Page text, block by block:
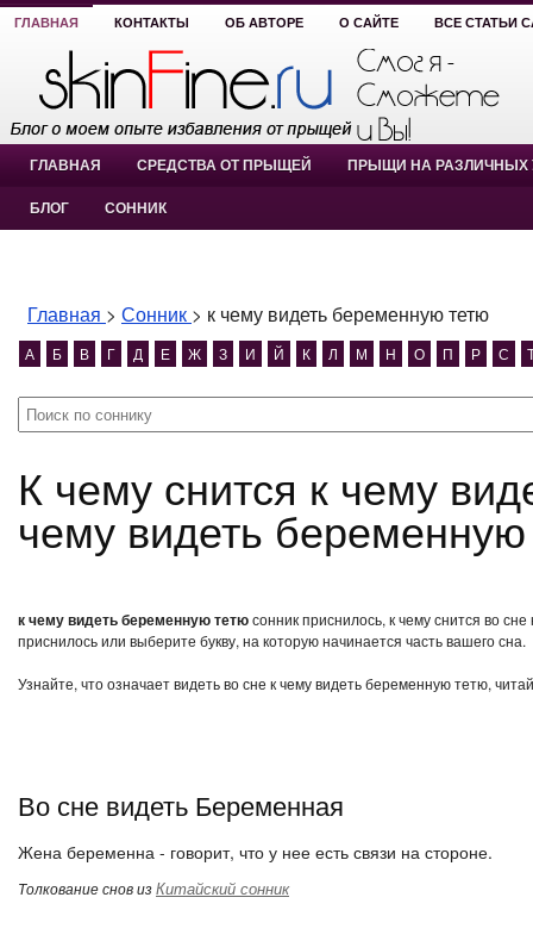
ГЛАВНАЯ КОНТАКТЫ ОБ АВТОРЕ О САЙТЕ ВСЕ СТАТЬИ
ГЛАВНАЯ СРЕДСТВА ОТ ПРЫЩЕЙ ПРЫЩИ НА РАЗЛИЧНЫХ
БЛОГ СОННИК
Главная > Сонник > к чему видеть беременную тетю
А Б В Г Д Е Ж З И Й К Л М Н О П Р С
К чему снится к чему видеть беременную тетю? к
чему видеть
к чему видеть беременную тетюсонник приснилось, к чему снится во
приснилось или выберите букву, на которую начинается часть вашего сна.
Узнайте, что означает видеть во сне к чему видеть беременную тетю,
Во сне видеть Беременная
Жена беременна - говорит, что у нее есть связи на стороне.
Толкование снов изКитайский сонник